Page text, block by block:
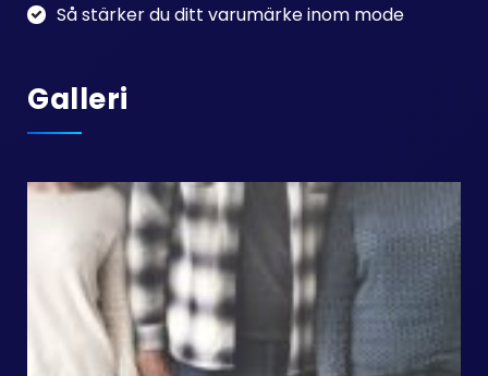
Så stärker du ditt varumärke inom mode
Galleri